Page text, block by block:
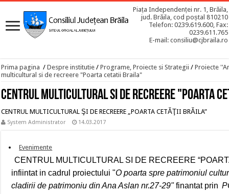
Piața Independenței nr. 1, Brăila,
jud. Brăila, cod poștal 810210
Telefon: 0239.619.600, Fax:
0239.611.765
E-mail: consiliu@cjbraila.ro
Prima pagina / Despre institutie / Programe, Proiecte si Strategii / Proiecte
multicultural si de recreere "Poarta cetatii Braila"
Centrul multicultural si de recreere "Poarta
CENTRUL MULTICULTURAL ŞI DE RECREERE „POARTA CETĂŢII BRĂILA”
System Administrator 14.03.2017
Evenimente
CENTRUL MULTICULTURAL SI DE RECREERE
infiintat in cadrul proiectului "O poarta spre patrimoniul
cladirii de patrimoniu din Ana Aslan nr.27-29"finantat prin